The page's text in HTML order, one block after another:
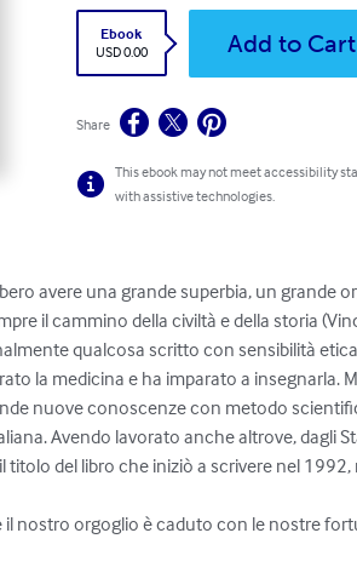
Ebook
USD 0.00
Add to Cart
Share
This ebook may not meet accessibility
with assistive technologies.
avere una grande superbia, un grande
il cammino della civiltà e della storia
qualcosa scritto con sensibilità
la medicina e ha imparato a insegnarla.
nuove conoscenze con metodo
Avendo lavorato anche altrove, dagli
titolo del libro che iniziò a scrivere nel
il nostro orgoglio è caduto con le nostre